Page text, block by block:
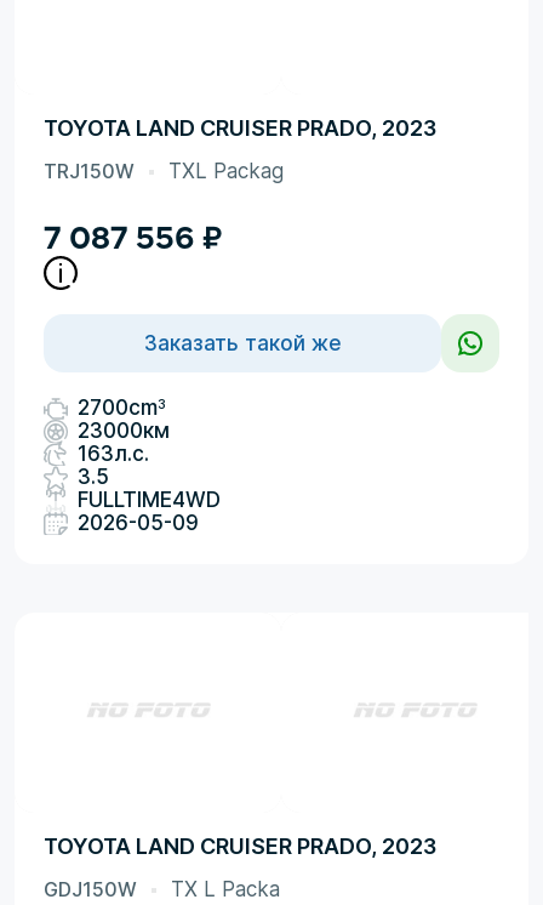
TOYOTA LAND CRUISER PRADO, 2023
TRJ150W TXL Packag
7 087 556 ₽
Заказать такой же
2700cm3
23000км
163л.с.
3.5
FULLTIME4WD
2026-05-09
TOYOTA LAND CRUISER PRADO, 2023
GDJ150W TX L Packa